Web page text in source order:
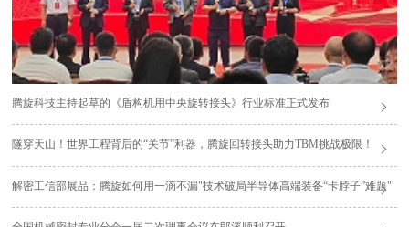
腾旋科技主持起草的《盾构机用中央旋转接头》行业标准正式发布
隧穿天山！世界工程背后的“关节”利器，腾旋回转接头助力TBM挑战极限！
解密工信部展品：腾旋如何用一滴不漏"技术破局半导体高端装备“卡脖子”难题"